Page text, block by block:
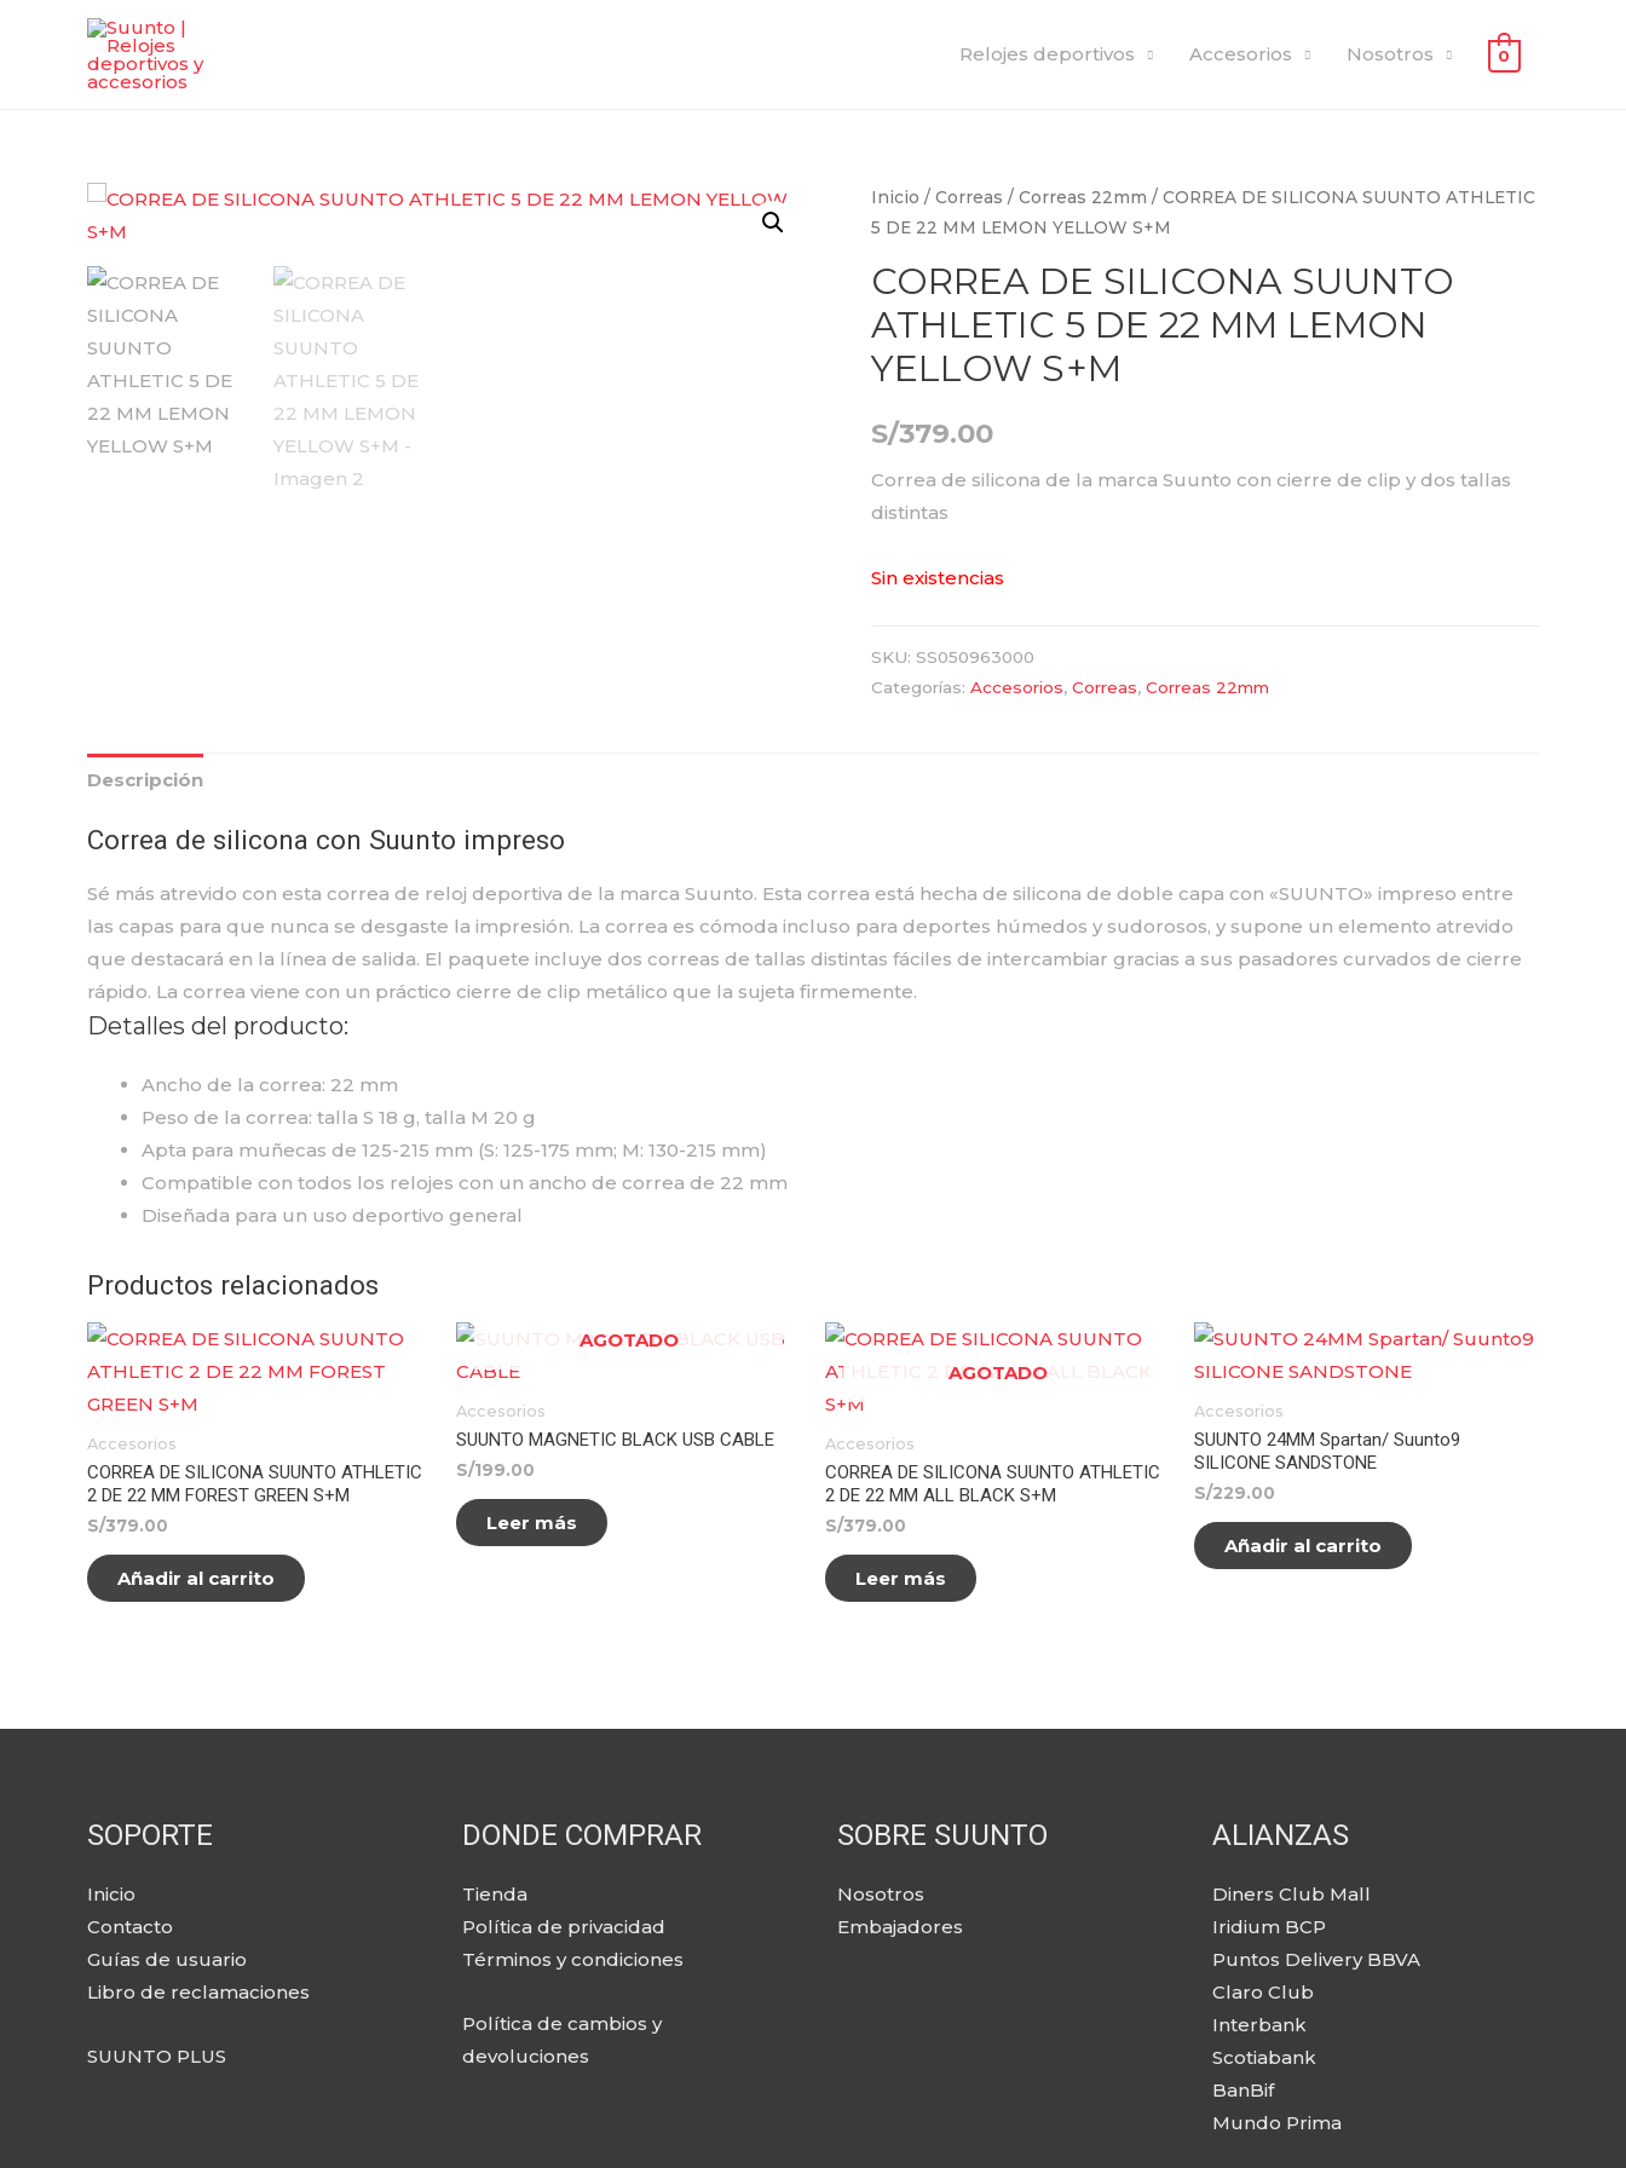
Relojes deportivos Accesorios Nosotros 0
Inicio / Correas / Correas 22mm / CORREA DE SILICONA SUUNTO ATHLETIC
5 DE 22 MM LEMON YELLOW S+M
CORREA DE SILICONA SUUNTO
ATHLETIC 5 DE 22 MM LEMON
YELLOW S+M
S/379.00
Correa de silicona de la marca Suunto con cierre de clip y dos tallas
distintas
Sin existencias
SKU: SS050963000
Categorías: Accesorios, Correas, Correas 22mm
Descripción
Correa de silicona con Suunto impreso
Sé más atrevido con esta correa de reloj deportiva de la marca Suunto. Esta correa está hecha de silicona de doble capa con «SUUNTO» impreso entre
las capas para que nunca se desgaste la impresión. La correa es cómoda incluso para deportes húmedos y sudorosos, y supone un elemento atrevido
que destacará en la línea de salida. El paquete incluye dos correas de tallas distintas fáciles de intercambiar gracias a sus pasadores curvados de cierre
rápido. La correa viene con un práctico cierre de clip metálico que la sujeta firmemente.
Detalles del producto:
Ancho de la correa: 22 mm
Peso de la correa: talla S 18 g, talla M 20 g
Apta para muñecas de 125-215 mm (S: 125-175 mm; M: 130-215 mm)
Compatible con todos los relojes con un ancho de correa de 22 mm
Diseñada para un uso deportivo general
Productos relacionados
Accesorios
CORREA DE SILICONA SUUNTO ATHLETIC
2 DE 22 MM FOREST GREEN S+M
S/379.00
Añadir al carrito
AGOTADO
Accesorios
SUUNTO MAGNETIC BLACK USB CABLE
S/199.00
Leer más
AGOTADO
Accesorios
CORREA DE SILICONA SUUNTO ATHLETIC
2 DE 22 MM ALL BLACK S+M
S/379.00
Leer más
Accesorios
SUUNTO 24MM Spartan/ Suunto9
SILICONE SANDSTONE
S/229.00
Añadir al carrito
SOPORTE
Inicio
Contacto
Guías de usuario
Libro de reclamaciones
SUUNTO PLUS
DONDE COMPRAR
Tienda
Política de privacidad
Términos y condiciones
Política de cambios y
devoluciones
SOBRE SUUNTO
Nosotros
Embajadores
ALIANZAS
Diners Club Mall
Iridium BCP
Puntos Delivery BBVA
Claro Club
Interbank
Scotiabank
BanBif
Mundo Prima